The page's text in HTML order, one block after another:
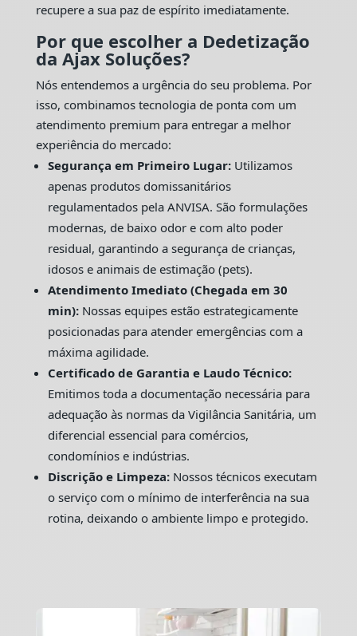
recupere a sua paz de espírito imediatamente.
Por que escolher a Dedetização
da Ajax Soluções?
Nós entendemos a urgência do seu problema. Por
isso, combinamos tecnologia de ponta com um
atendimento premium para entregar a melhor
experiência do mercado:
Segurança em Primeiro Lugar:Utilizamos
apenas produtos domissanitários
regulamentados pela ANVISA. São formulações
modernas, de baixo odor e com alto poder
residual, garantindo a segurança de crianças,
idosos e animais de estimação (pets).
Atendimento Imediato (Chegada em 30
min):Nossas equipes estão estrategicamente
posicionadas para atender emergências com a
máxima agilidade.
Certificado de Garantia e Laudo Técnico:
Emitimos toda a documentação necessária para
adequação às normas da Vigilância Sanitária, um
diferencial essencial para comércios,
condomínios e indústrias.
Discrição e Limpeza:Nossos técnicos executam
o serviço com o mínimo de interferência na sua
rotina, deixando o ambiente limpo e protegido.